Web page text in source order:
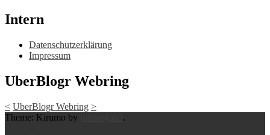
Intern
Datenschutzerklärung
Impressum
UberBlogr Webring
< UberBlogr Webring >
Theme: Kirumo by
.